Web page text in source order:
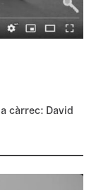
càrrec: David